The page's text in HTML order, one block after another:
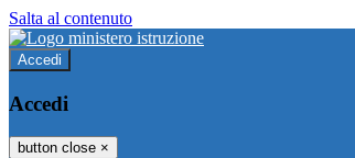
Salta al contenuto
Accedi
Accedi
button close ×